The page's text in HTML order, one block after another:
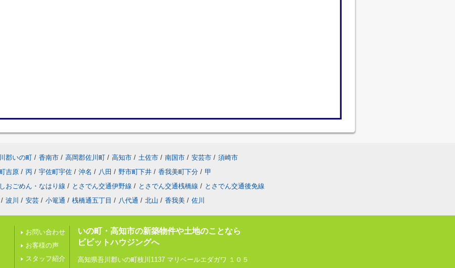
郡いの町 / 香南市 / 高岡郡佐川町 / 高知市 / 土佐市 / 南国市 / 安芸市 / 須崎市
吉原 / 丙 / 宇佐町宇佐 / 沖名 / 八田 / 野市町下井 / 香我美町下分 / 甲
おごめん・なはり線 / とさでん交通伊野線 / とさでん交通桟橋線 / とさでん交通後免線
/ 波川 / 安芸 / 小篭通 / 桟橋通五丁目 / 八代通 / 北山 / 香我美 / 佐川
お問い合わせ
お客様の声
スタッフ紹介
いの町・高知市の新築物件や土地のことなら
ビビットハウジングへ
高知県吾川郡いの町枝川1137 マリベールエダガワ １０５